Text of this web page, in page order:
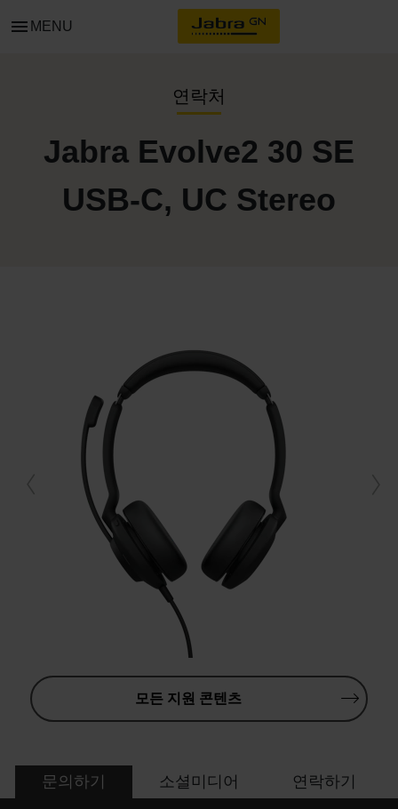
menu MENU
연락처
Jabra Evolve2 30 SE
USB-C, UC Stereo
모든 지원 콘텐츠
문의하기 소셜미디어 연락하기